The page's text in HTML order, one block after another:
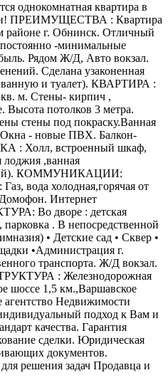
однокомнатная квартира в
ПРЕИМУЩЕСТВА : Квартира
районе г. Обнинск. Отличный
-минимальные
Рядом Ж/Д, Авто вокзал.
Сделана узаконенная
ванную и туалет). КВАРТИРА :
м. Стены- кирпич ,
Высота потолков 3 метра.
стены под покраску.Ванная
Окна - новые ПВХ. Балкон-
: Холл, встроенный шкаф,
лоджия ,ванная
КОММУНИКАЦИИ:
вода холодная,горячая от
Домофон. Интернет
Во дворе : детская
. В непосредственной
• Детские сад • Сквер •
•Администрация г.
транспорта. Ж/Д вокзал.
: Железнодорожная
шоссе 1,5 км.,Варшавское
Недвижимости
подход к Вам и
качества. Гарантия
сделки. Юридическая
документов.
решения задач Продавца и